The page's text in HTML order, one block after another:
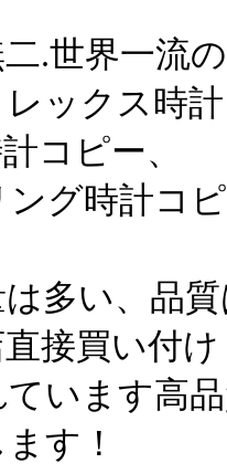
.世界一流
ックス時
コピー、
ング時計コ
多い、品
接買い付け
います高
す！